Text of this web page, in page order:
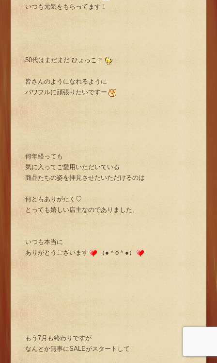
いつも元気をもらってます！
50代はまだまだ ひょっこ？
皆さんのようになれるように
パワフルに頑張りたいですー
何年経っても
気に入ってご愛用いただいている
商品たちの姿を拝見させたいただけるのは
何ともありがたく♡
とっても嬉しい店主なのでありました。
いつも本当に
ありがとうございます
（●＾o＾●）
もう7月も終わりですが
なんとか無事にSALEがスタートして